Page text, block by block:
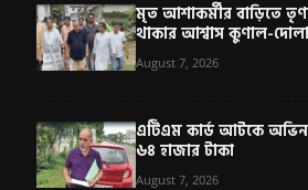
মৃত আশাকর্মীর বাড়িতে
থাকার আশ্বাস কুণাল-
August 7, 2026
এটিএম কার্ড আটকে অভিনব
৬৪ হাজার টাকা
August 7, 2026